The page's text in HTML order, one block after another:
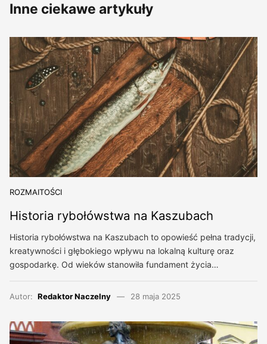
Inne ciekawe artykuły
ROZMAITOŚCI
Historia rybołówstwa na Kaszubach
Historia rybołówstwa na Kaszubach to opowieść pełna tradycji,
kreatywności i głębokiego wpływu na lokalną kulturę oraz
gospodarkę. Od wieków stanowiła fundament życia…
Autor: Redaktor Naczelny 28 maja 2025